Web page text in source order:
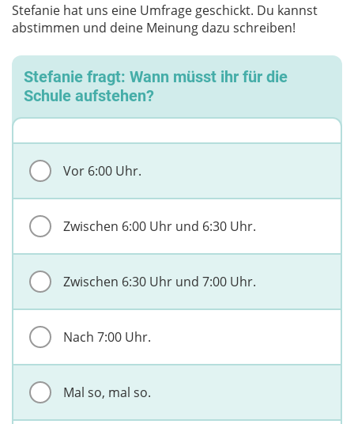
Stefanie hat uns eine Umfrage geschickt. Du kannst
abstimmen und deine Meinung dazu schreiben!
Stefanie fragt: Wann müsst ihr für die
Schule aufstehen?
Vor 6:00 Uhr.
Zwischen 6:00 Uhr und 6:30 Uhr.
Zwischen 6:30 Uhr und 7:00 Uhr.
Nach 7:00 Uhr.
Mal so, mal so.